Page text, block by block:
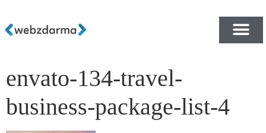
envato-134-travel-
business-package-list-4